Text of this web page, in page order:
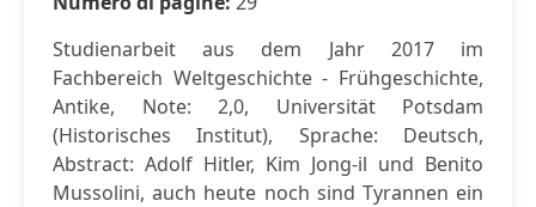
Studienarbeit aus dem Jahr 2017 im
Fachbereich Weltgeschichte - Frühgeschichte,
Antike, Note: 2,0, Universität Potsdam
(Historisches Institut), Sprache: Deutsch,
Abstract: Adolf Hitler, Kim Jong-il und Benito
Mussolini, auch heute noch sind Tyrannen ein